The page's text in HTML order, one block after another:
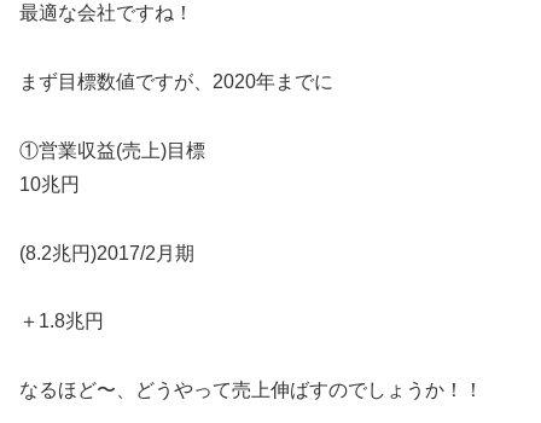
最適な会社ですね！
まず目標数値ですが、2020年までに
①営業収益(売上)目標
10兆円
(8.2兆円)2017/2月期
＋1.8兆円
なるほど〜、どうやって売上伸ばすのでしょうか！！